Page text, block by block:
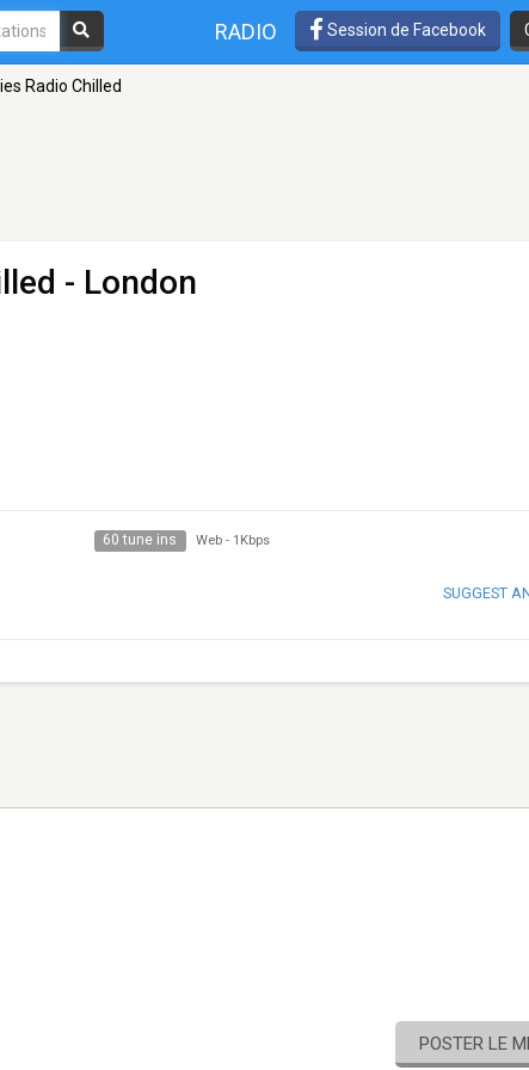
RADIO Session de Facebook
Radio Chilled
- London
60 tune ins Web - 1Kbps
SUGGEST
POSTER LE